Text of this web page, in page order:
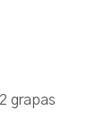
2 grapas